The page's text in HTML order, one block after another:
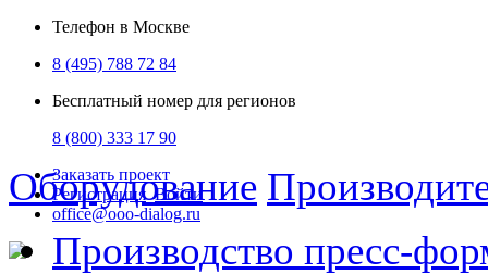
Телефон в Москве
8 (495) 788 72 84
Бесплатный номер для регионов
8 (800) 333 17 90
Заказать проект
Регистрация Войти
office@ooo-dialog.ru
Оборудование
Производство пресс-